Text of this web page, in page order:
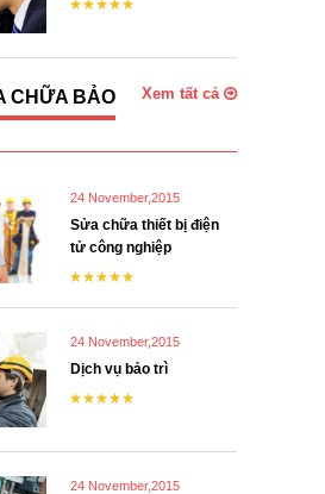
Xem tất cả
CHỮA BẢO
24 November,2015
Sửa chữa thiết bị điện
tử công nghiệp
24 November,2015
Dịch vụ bảo trì
24 November,2015